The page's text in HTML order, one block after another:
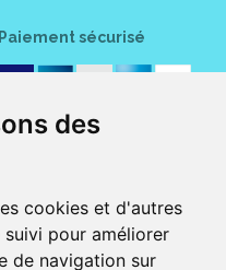
des
cookies et d'autres
pour améliorer
de navigation sur
Paiement sécurisé
française certifiée ISO
internet de la pharmacie du centre